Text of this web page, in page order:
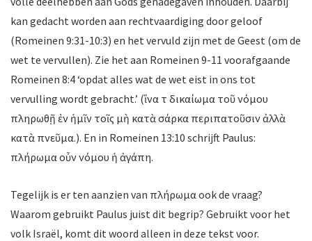
kan gedacht worden aan rechtvaardiging door geloof
(Romeinen 9:31-10:3) en het vervuld zijn met de Geest (om de
wet te vervullen). Zie het aan Romeinen 9-11 voorafgaande
Romeinen 8:4 ‘opdat alles wat de wet eist in ons tot
vervulling wordt gebracht.’ (ἵνα τὸ δικαίωμα τοῦ νόμου
πληρωθῇ ἐν ἡμῖν τοῖς μὴ κατὰ σάρκα περιπατοῦσιν ἀλλὰ
κατὰ πνεῦμα.). En in Romeinen 13:10 schrijft Paulus:
πλήρωμα οὖν νόμου ἡ ἀγάπη.
Tegelijk is er ten aanzien van πλήρωμα ook de vraag?
Waarom gebruikt Paulus juist dit begrip? Gebruikt voor het
volk Israël, komt dit woord alleen in deze tekst voor.